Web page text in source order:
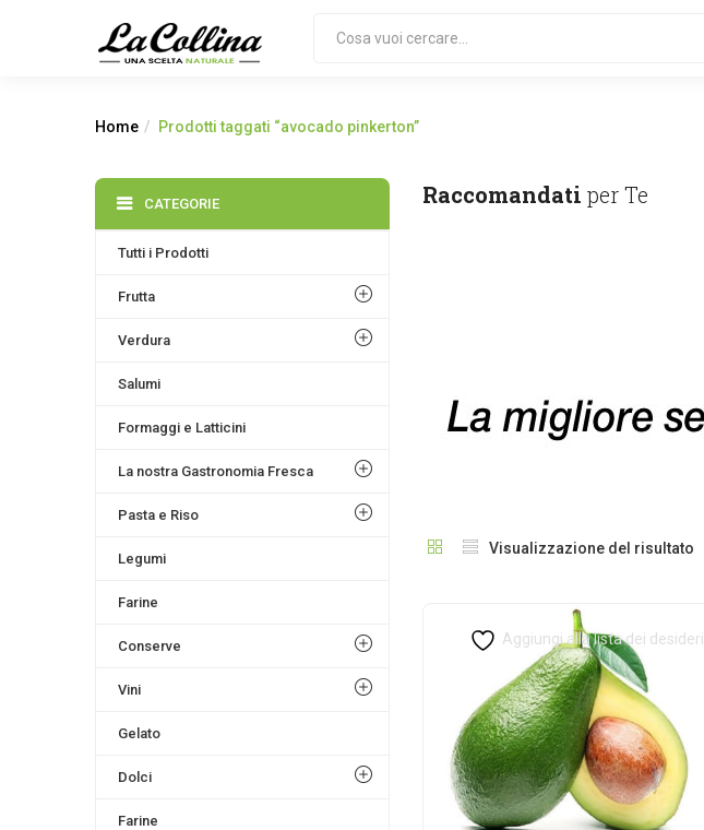
Home Prodotti taggati “avocado pinkerton”
Raccomandati per Te
Visualizzazione del risultato
Aggiungi alla lista dei desideri
CATEGORIE
Tutti i Prodotti
Frutta
Verdura
Salumi
Formaggi e Latticini
La nostra Gastronomia Fresca
Pasta e Riso
Legumi
Farine
Conserve
Vini
Gelato
Dolci
Farine